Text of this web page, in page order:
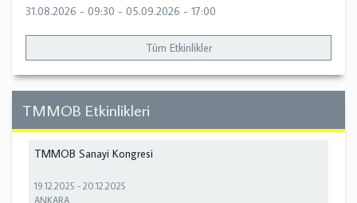
31.08.2026 - 09:30 - 05.09.2026 - 17:00
Tüm Etkinlikler
TMMOB Etkinlikleri
TMMOB Sanayi Kongresi
19.12.2025 -20.12.2025
ANKARA